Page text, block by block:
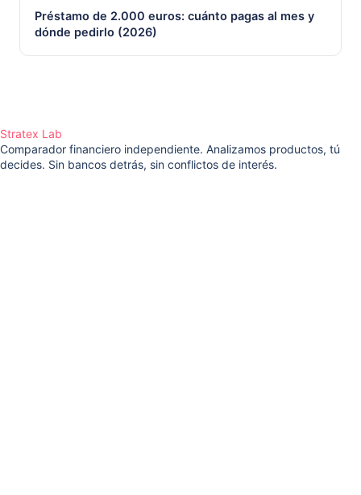
Préstamo de 2.000 euros: cuánto pagas al mes y
dónde pedirlo (2026)
Stratex Lab
Comparador financiero independiente. Analizamos productos, tú
decides. Sin bancos detrás, sin conflictos de interés.